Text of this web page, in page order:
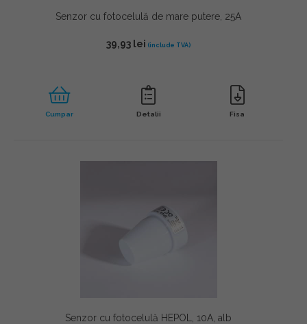
Senzor cu fotocelulă de mare putere, 25A
39,93 lei
Cumpar Detalii Fisa
Senzor cu fotocelulă HEPOL, 10A, alb